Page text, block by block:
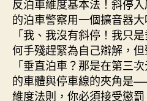
反泊車維度基本法！斜停
的泊車警察用一個擴音器
「我、我沒有斜停！我只
何手殘趕緊為自己辯解，
「垂直泊車？那是在第三
的車體與停車線的夾角是
維度法則，你必須接受懲